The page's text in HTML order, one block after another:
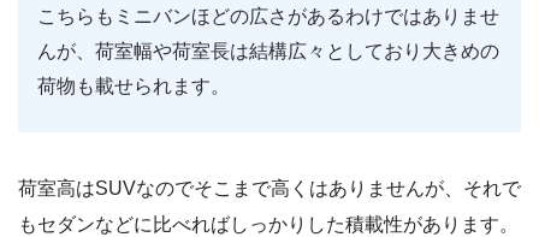
こちらもミニバンほどの広さがあるわけではありませ
んが、荷室幅や荷室長は結構広々としており大きめの
荷物も載せられます。
荷室高はSUVなのでそこまで高くはありませんが、それで
もセダンなどに比べればしっかりした積載性があります。